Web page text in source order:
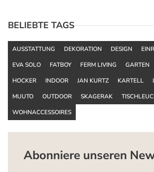
BELIEBTE TAGS
AUSSTATTUNG DEKORATION DESIGN
EVA SOLO
FATBOY FERM LIVING GARTEN
HOCKER
INDOOR JAN KURTZ KARTELL
MUUTO
OUTDOOR SKAGERAK
WOHNACCESSOIRES
Abonniere unseren